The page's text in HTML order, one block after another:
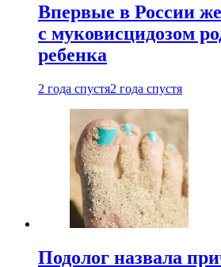
Впервые в России
с муковисцидозом
ребенка
2 года спустя2 года спустя
Подолог назвала